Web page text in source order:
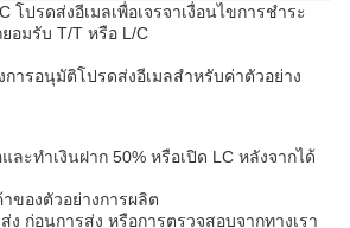
โปรดส่งอีเมลเพื่อเจรจาเงื่อนไขการชําระ
อมรับ T/T หรือ L/C
การอนุมัติโปรดส่งอีเมลสําหรับค่าตัวอย่าง
ละทําเงินฝาก 50% หรือเปิด LC หลังจากได้
ของตัวอย่างการผลิต
ง ก่อนการส่ง หรือการตรวจสอบจากทางเรา